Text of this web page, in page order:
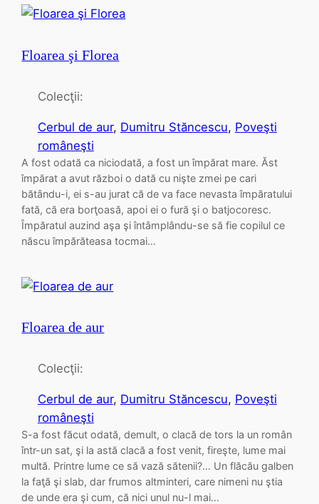
Floarea şi Florea
Colecţii:
Cerbul de aur, Dumitru Stăncescu, Poveşti
româneşti
A fost odată ca niciodată, a fost un împărat mare. Ăst
împărat a avut război o dată cu nişte zmei pe cari
bătându-i, ei s-au jurat că de va face nevasta împăratului
fată, că era borţoasă, apoi ei o fură şi o batjocoresc.
Împăratul auzind aşa şi întâmplându-se să fie copilul ce
născu împărăteasa tocmai…
Floarea de aur
Colecţii:
Cerbul de aur, Dumitru Stăncescu, Poveşti
româneşti
S-a fost făcut odată, demult, o clacă de tors la un român
într-un sat, şi la astă clacă a fost venit, fireşte, lume mai
multă. Printre lume ce să vază sătenii?… Un flăcău galben
la faţă şi slab, dar frumos altminteri, care nimeni nu ştia
de unde era şi cum, că nici unul nu-l mai…